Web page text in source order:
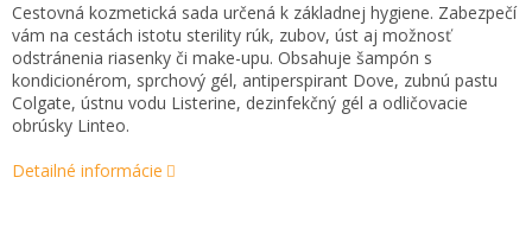
Cestovná kozmetická sada určená k základnej hygiene. Zabezpečí
vám na cestách istotu sterility rúk, zubov, úst aj možnosť
odstránenia riasenky či make-upu. Obsahuje šampón s
kondicionérom, sprchový gél, antiperspirant Dove, zubnú pastu
Colgate, ústnu vodu Listerine, dezinfekčný gél a odličovacie
obrúsky Linteo.
Detailné informácie